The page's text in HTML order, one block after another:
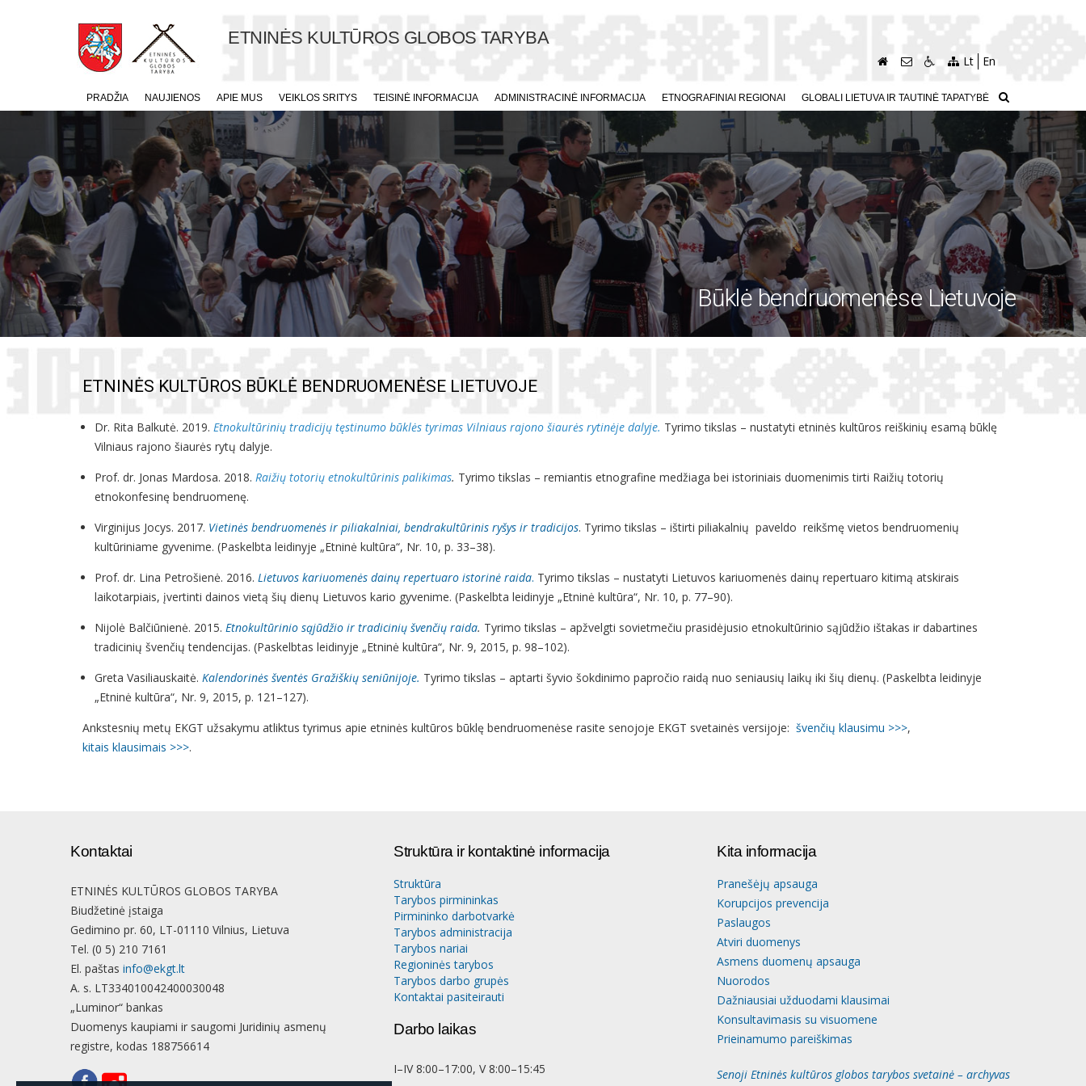
ETNINĖS KULTŪROS GLOBOS TARYBA
Lt En
PRADŽIA NAUJIENOS APIE MUS VEIKLOS SRITYS TEISINĖ INFORMACIJA ADMINISTRACINĖ INFORMACIJA ETNOGRAFINIAI REGIONAI GLOBALI LIETUVA IR TAUTINĖ TAPATYBĖ
Būklė bendruomenėse Lietuvoje
ETNINĖS KULTŪROS BŪKLĖ BENDRUOMENĖSE LIETUVOJE
Dr. Rita Balkutė. 2019. Etnokultūrinių tradicijų tęstinumo būklės tyrimas Vilniaus rajono šiaurės rytinėje dalyje. Tyrimo tikslas – nustatyti etninės kultūros reiškinių esamą būklę
Vilniaus rajono šiaurės rytų dalyje.
Prof. dr. Jonas Mardosa. 2018. Raižių totorių etnokultūrinis palikimas. Tyrimo tikslas – remiantis etnografine medžiaga bei istoriniais duomenimis tirti Raižių totorių
etnokonfesinę bendruomenę.
Virginijus Jocys. 2017. Vietinės bendruomenės ir piliakalniai, bendrakultūrinis ryšys ir tradicijos. Tyrimo tikslas – ištirti piliakalnių paveldo reikšmę vietos bendruomenių
kultūriniame gyvenime. (Paskelbta leidinyje „Etninė kultūra“, Nr. 10, p. 33–38).
Prof. dr. Lina Petrošienė. 2016. Lietuvos kariuomenės dainų repertuaro istorinė raida. Tyrimo tikslas – nustatyti Lietuvos kariuomenės dainų repertuaro kitimą atskirais
laikotarpiais, įvertinti dainos vietą šių dienų Lietuvos kario gyvenime. (Paskelbta leidinyje „Etninė kultūra“, Nr. 10, p. 77–90).
Nijolė Balčiūnienė. 2015. Etnokultūrinio sąjūdžio ir tradicinių švenčių raida. Tyrimo tikslas – apžvelgti sovietmečiu prasidėjusio etnokultūrinio sąjūdžio ištakas ir dabartines
tradicinių švenčių tendencijas. (Paskelbtas leidinyje „Etninė kultūra“, Nr. 9, 2015, p. 98–102).
Greta Vasiliauskaitė. Kalendorinės šventės Gražiškių seniūnijoje. Tyrimo tikslas – aptarti šyvio šokdinimo papročio raidą nuo seniausių laikų iki šių dienų. (Paskelbta leidinyje
„Etninė kultūra“, Nr. 9, 2015, p. 121–127).
Ankstesnių metų EKGT užsakymu atliktus tyrimus apie etninės kultūros būklę bendruomenėse rasite senojoje EKGT svetainės versijoje: švenčių klausimu >>>,
kitais klausimais >>>.
Kontaktai
ETNINĖS KULTŪROS GLOBOS TARYBA
Biudžetinė įstaiga
Gedimino pr. 60, LT-01110 Vilnius, Lietuva
Tel. (0 5) 210 7161
El. paštas info@ekgt.lt
A. s. LT334010042400030048
„Luminor“ bankas
Duomenys kaupiami ir saugomi Juridinių asmenų
registre, kodas 188756614
Struktūra ir kontaktinė informacija
Struktūra
Tarybos pirmininkas
Pirmininko darbotvarkė
Tarybos administracija
Tarybos nariai
Regioninės tarybos
Tarybos darbo grupės
Kontaktai pasiteirauti
Darbo laikas
I–IV 8:00–17:00, V 8:00–15:45
Kita informacija
Pranešėjų apsauga
Korupcijos prevencija
Paslaugos
Atviri duomenys
Asmens duomenų apsauga
Nuorodos
Dažniausiai užduodami klausimai
Konsultavimasis su visuomene
Prieinamumo pareiškimas
Senoji Etninės kultūros globos tarybos svetainė – archyvas